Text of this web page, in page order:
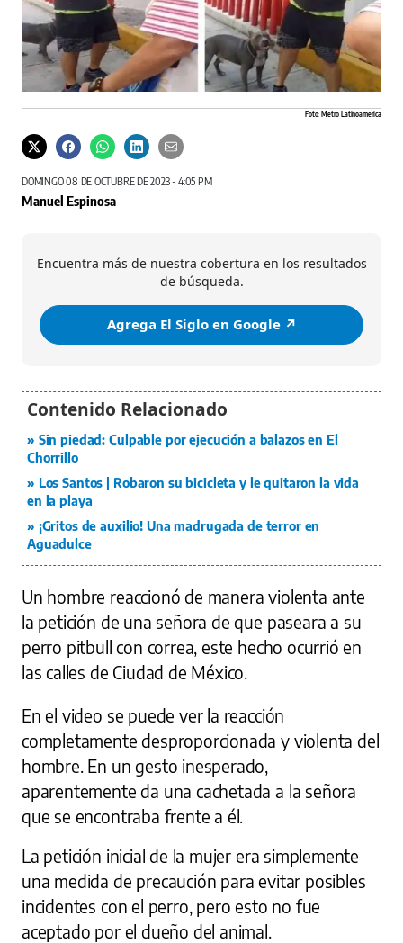
Foto: Metro Latinoamerica
DOMINGO 08 DE OCTUBRE DE 2023 - 4:05 PM
Manuel Espinosa
Encuentra más de nuestra cobertura en los resultados
de búsqueda.
Agrega El Siglo en Google ↗️
Sin piedad: Culpable por ejecución a balazos en El
Chorrillo
Los Santos | Robaron su bicicleta y le quitaron la vida
en la playa
¡Gritos de auxilio! Una madrugada de terror en
Aguadulce
Un hombre reaccionó de manera violenta ante
la petición de una señora de que paseara a su
perro pitbull con correa, este hecho ocurrió en
las calles de Ciudad de México.
En el video se puede ver la reacción
completamente desproporcionada y violenta del
hombre. En un gesto inesperado,
aparentemente da una cachetada a la señora
que se encontraba frente a él.
La petición inicial de la mujer era simplemente
una medida de precaución para evitar posibles
incidentes con el perro, pero esto no fue
aceptado por el dueño del animal.